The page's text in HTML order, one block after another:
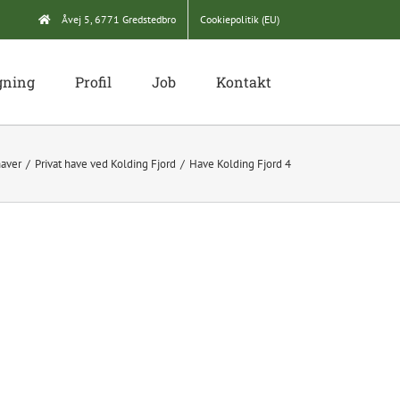
Åvej 5, 6771 Gredstedbro Cookiepolitik (EU)
Profil Job Kontakt
Privat have ved Kolding Fjord Have Kolding Fjord 4